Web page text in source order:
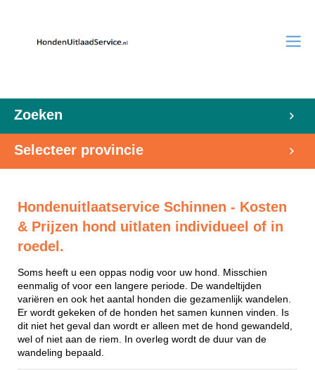
Zoeken
Selecteer provincie
Hondenuitlaatservice Schinnen - Kosten
& Prijzen hond uitlaten individueel of in
roedel.
Soms heeft u een oppas nodig voor uw hond. Misschien
eenmalig of voor een langere periode. De wandeltijden
variëren en ook het aantal honden die gezamenlijk wandelen.
Er wordt gekeken of de honden het samen kunnen vinden. Is
dit niet het geval dan wordt er alleen met de hond gewandeld,
wel of niet aan de riem. In overleg wordt de duur van de
wandeling bepaald.